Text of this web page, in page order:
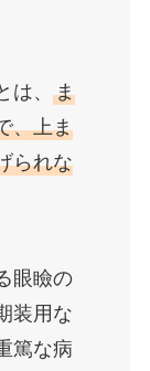
、 ま
、上ま
られな
眼瞼の
装用な
篤な病